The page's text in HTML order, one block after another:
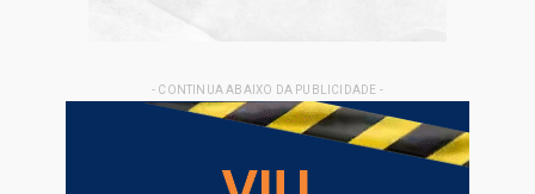
- CONTINUA ABAIXO DA PUBLICIDADE -